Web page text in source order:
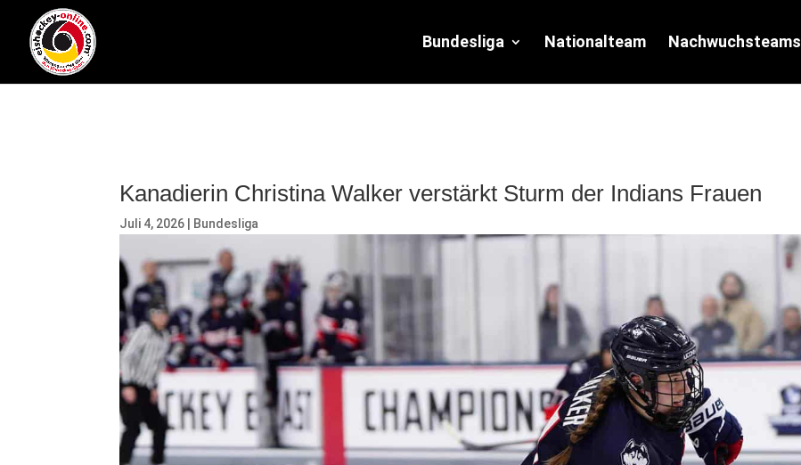
Bundesliga Nationalteam Nachwuchsteams
Kanadierin Christina Walker verstärkt Sturm der Indians Frauen
Juli 4, 2026 Bundesliga